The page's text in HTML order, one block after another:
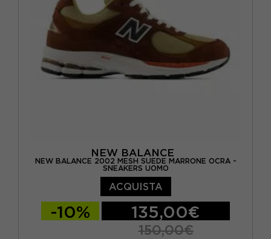
EUR 42 / US 8.5 EUR 42.5 / US 9
EUR 43 / US 9.5 EUR 44 / US 10
EUR 45 / US 11
NEW BALANCE
NEW BALANCE 2002 MESH SUEDE MARRONE OCRA -
SNEAKERS UOMO
ACQUISTA
-10% 135,00€
150,00€